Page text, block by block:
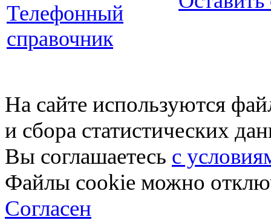
Телефонный
справочник
На сайте используются
и сбора статистических
Вы соглашаетесь с
Файлы cookie можно
Согласен